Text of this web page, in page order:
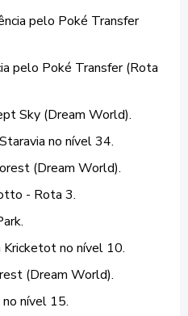
pelo Poké Transfer
pelo Poké Transfer (Rota
Sky (Dream World).
no nível 34.
(Dream World).
- Rota 3.
Kricketot no nível 10.
(Dream World).
no nível 15.